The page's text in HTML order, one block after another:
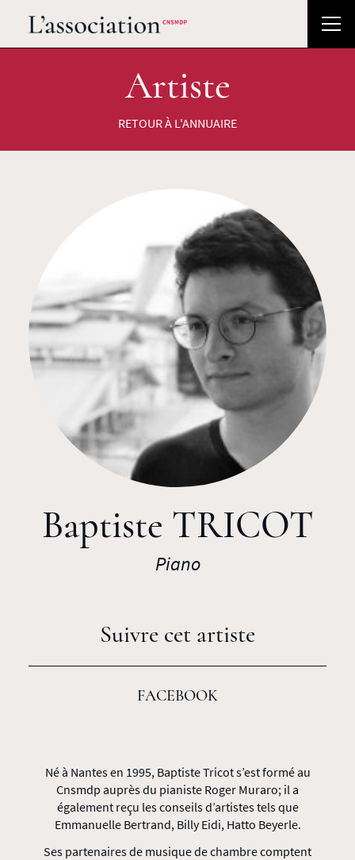
Artiste
RETOUR À L'ANNUAIRE
Baptiste TRICOT
Piano
Suivre cet artiste
FACEBOOK
Né à Nantes en 1995, Baptiste Tricot s’est formé au
Cnsmdp auprès du pianiste Roger Muraro; il a
également reçu les conseils d’artistes tels que
Emmanuelle Bertrand, Billy Eidi, Hatto Beyerle.
Ses partenaires de musique de chambre comptent